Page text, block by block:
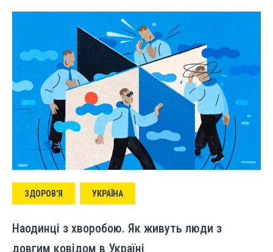
ЗДОРОВ'Я УКРАЇНА
Наодинці з хворобою. Як живуть люди з
довгим ковідом в Україні